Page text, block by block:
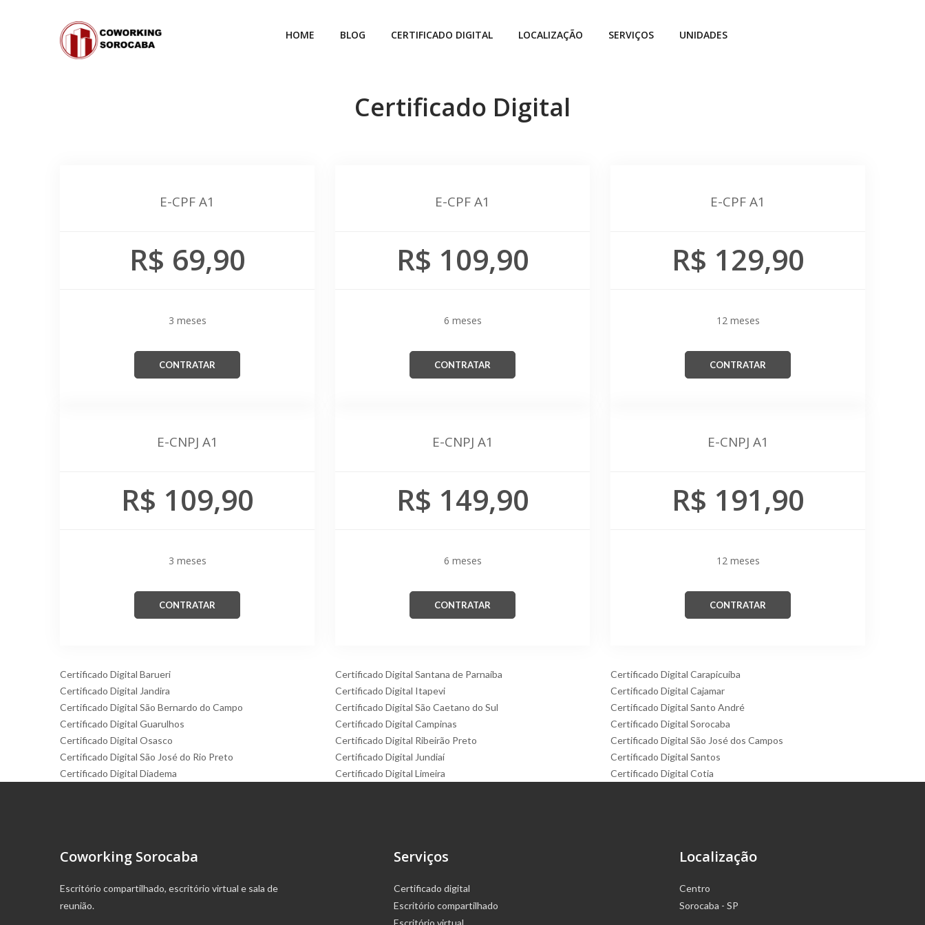
HOME BLOG CERTIFICADO DIGITAL LOCALIZAÇÃO SERVIÇOS UNIDADES
Certificado Digital
E-CPF A1
R$ 69,90
3 meses
CONTRATAR
E-CPF A1
R$ 109,90
6 meses
CONTRATAR
E-CPF A1
R$ 129,90
12 meses
CONTRATAR
E-CNPJ A1
R$ 109,90
3 meses
CONTRATAR
E-CNPJ A1
R$ 149,90
6 meses
CONTRATAR
E-CNPJ A1
R$ 191,90
12 meses
CONTRATAR
Certificado Digital Barueri Certificado Digital Santana de Parnaíba
Certificado Digital Carapicuíba
Certificado Digital Jandira
Certificado Digital Itapevi
Certificado Digital Cajamar
Certificado Digital São Bernardo do Campo
Certificado Digital São Caetano do Sul
Certificado Digital Santo André
Certificado Digital Guarulhos
Certificado Digital Campinas
Certificado Digital Sorocaba
Certificado Digital Osasco
Certificado Digital Ribeirão Preto
Certificado Digital São José dos Campos
Certificado Digital São José do Rio Preto
Certificado Digital Jundiaí
Certificado Digital Santos
Certificado Digital Diadema
Certificado Digital Limeira Certificado Digital Cotia
Coworking Sorocaba
Escritório compartilhado, escritório virtual e sala de
reunião.
Serviços
Certificado digital
Escritório compartilhado
Escritório virtual
Localização
Centro
Sorocaba - SP